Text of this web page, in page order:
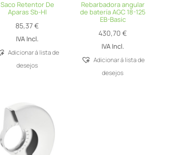
Saco Retentor De
Aparas Sb-Hl
85,37€
IVA Incl.
Adicionar á lista de
desejos
Rebarbadora angular
de batería AGC 18-125
EB-Basic
430,70€
IVA Incl.
Adicionar á lista de
desejos